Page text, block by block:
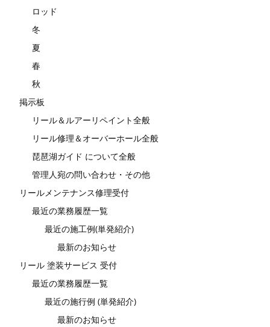
ロッド
冬
夏
春
秋
掲示板
リール＆ルアーリペイント全般
リール修理＆オーバーホール全般
琵琶湖ガイド について全般
管理人宛の問い合わせ・その他
リールメンテナンス修理受付
最近の業務履歴一覧
最近の施工例(単発紹介)
最新のお知らせ
リール 塗装サービス 受付
最近の業務履歴一覧
最近の施行例 (単発紹介)
最新のお知らせ